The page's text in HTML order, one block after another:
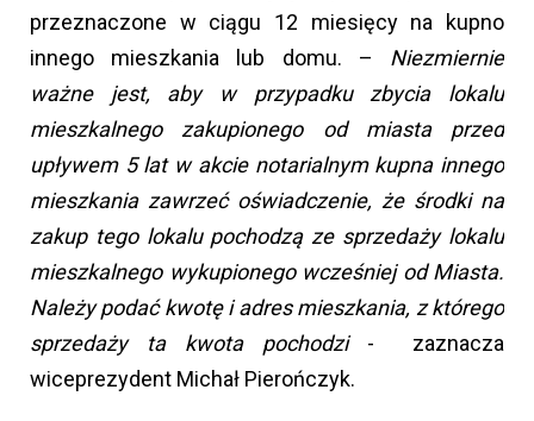
przeznaczone w ciągu 12 miesięcy na kupno
innego mieszkania lub domu. – Niezmiernie
ważne jest, aby w przypadku zbycia lokalu
mieszkalnego zakupionego od miasta przed
upływem 5 lat w akcie notarialnym kupna innego
mieszkania zawrzeć oświadczenie, że środki na
zakup tego lokalu pochodzą ze sprzedaży lokalu
mieszkalnego wykupionego wcześniej od Miasta.
Należy podać kwotę i adres mieszkania, z którego
sprzedaży ta kwota pochodzi- zaznacza
wiceprezydent Michał Pierończyk.